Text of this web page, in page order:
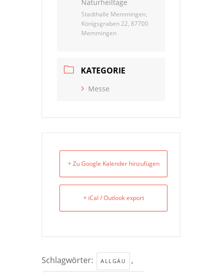
Naturheiltage
Stadthalle Memmingen,
Königsgraben 22, 87700
Memmingen
KATEGORIE
Messe
+ Zu Google Kalender hinzufügen
+ iCal / Outlook export
Schlagwörter: ALLGÄU ,